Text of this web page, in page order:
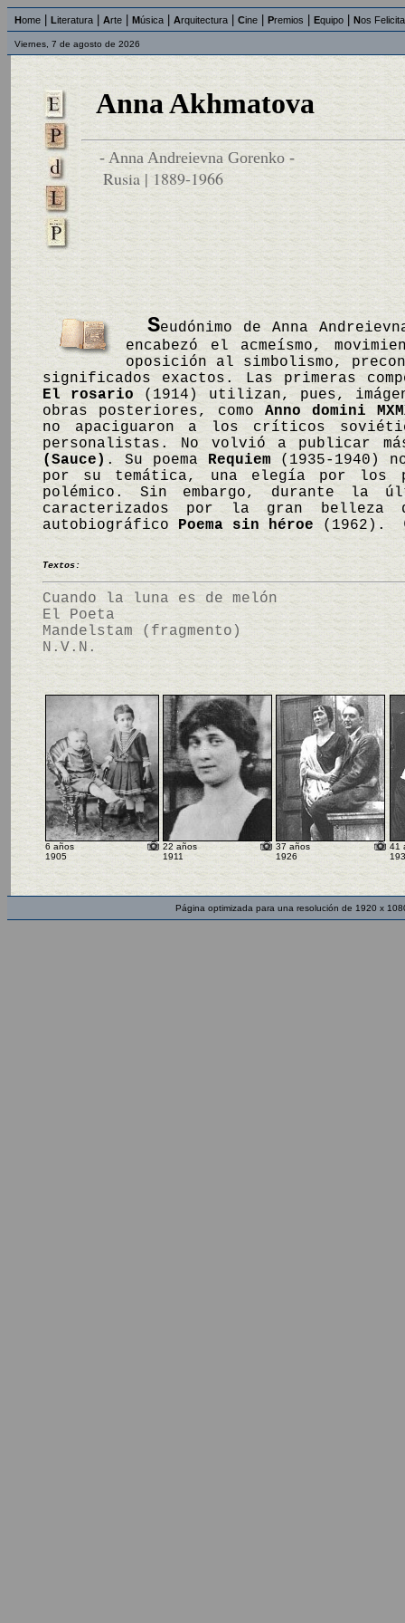
Home Literatura Arte Música Arquitectura Cine Premios Equipo Nos
Viernes, 7 de agosto de 2026
Anna Akhmatova
- Anna Andreievna Gorenko -
Rusia | 1889-1966
Seudónimo de Anna
encabezó el acmeísmo,
oposición al simbolismo,
significados exactos. Las primeras
El rosario (1914) utilizan, pues,
obras posteriores, comoAnno domini
no apaciguaron a los críticos
personalistas. No volvió a publicar
(Sauce) . Su poema Requiem (1935-1940)
por su temática, una elegía por los
polémico. Sin embargo, durante la
caracterizados por la gran
autobiográfico Poema sin héroe (1962).
Textos:
Cuando la luna es de melón
El Poeta
Mandelstam (fragmento)
N.V.N.
6 años
1905
22 años
1911
37 años
1926
41
Página optimizada para una resolución de 1920 x